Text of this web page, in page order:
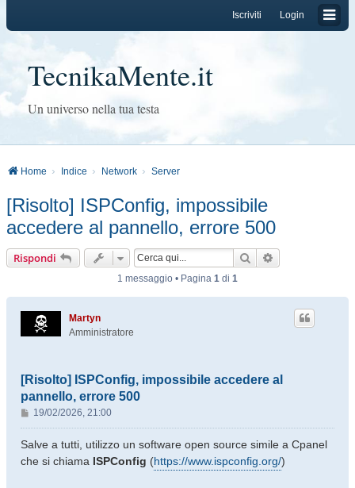
Login
Iscriviti
TecnikaMente.it
Un universo nella tua testa
Home Indice Network Server
[Risolto] ISPConfig, impossibile
accedere al pannello, errore 500
Rispondi Cerca
1 messaggio • Pagina 1 di 1
Martyn
Amministratore
[Risolto] ISPConfig, impossibile accedere al
pannello, errore 500
M
e
s
19/02/2026, 21:00
Salve a tutti, utilizzo un software open source simile a Cpanel
che si chiama ISPConfig (https://www.ispconfig.org/)